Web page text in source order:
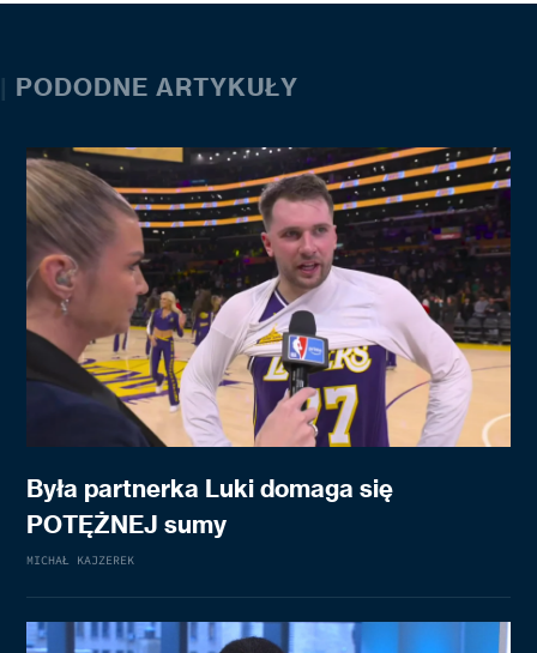
| PODODNE ARTYKUŁY
Była partnerka Luki domaga się
POTĘŻNEJ sumy
MICHAŁ KAJZEREK